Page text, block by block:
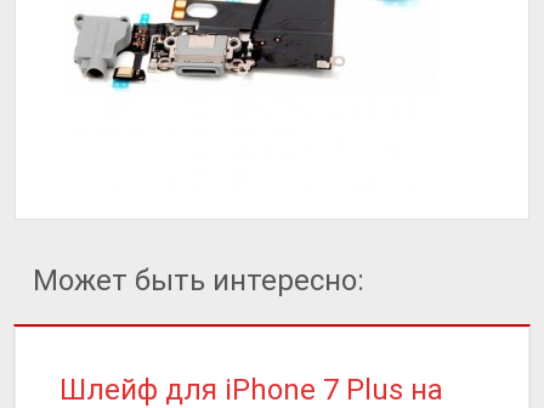
Может быть интересно:
Шлейф для iPhone 7 Plus на